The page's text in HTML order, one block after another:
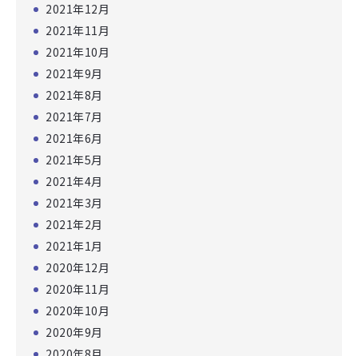
2021年12月
2021年11月
2021年10月
2021年9月
2021年8月
2021年7月
2021年6月
2021年5月
2021年4月
2021年3月
2021年2月
2021年1月
2020年12月
2020年11月
2020年10月
2020年9月